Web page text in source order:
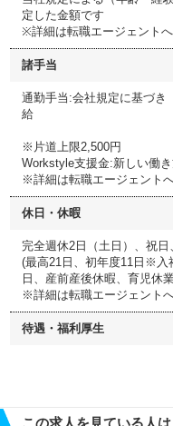
定した金額です
※詳細は転職エージェントへ
諸手当
通勤手当:会社規定に基づき
給
※片道上限2,500円
Workstyle支援金:新しい働
※詳細は転職エージェント
休日・休暇
完全週休2日（土日）、祝
(最高21日、初年度11日※入
日、産前産後休暇、育児休
※詳細は転職エージェント
待遇・福利厚生
この求人を見ている人